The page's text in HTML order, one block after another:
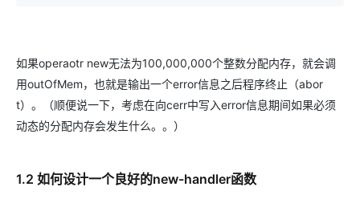
如果operaotr new无法为100,000,000个整数分配内存，就会调
用outOfMem，也就是输出一个error信息之后程序终止（abor
t）。（顺便说一下，考虑在向cerr中写入error信息期间如果必须
动态的分配内存会发生什么。。）
1.2 如何设计一个良好的new-handler函数